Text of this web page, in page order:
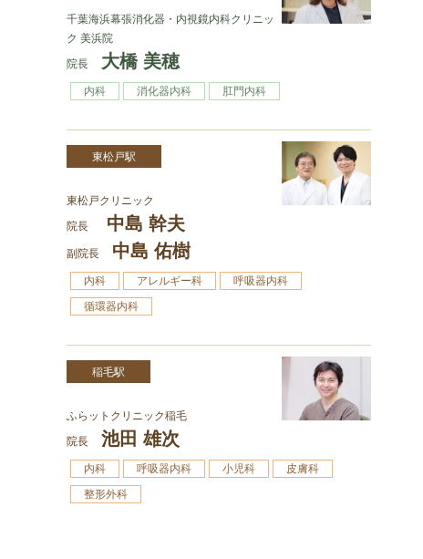
千葉海浜幕張消化器・内視鏡内科クリニッ
ク 美浜院
院長
大橋 美穂
内科 消化器内科 肛門内科
東松戸駅
東松戸クリニック
院長
中島 幹夫
副院長 中島 佑樹
内科 アレルギー科
呼吸器内科
循環器内科
稲毛駅
ふらットクリニック稲毛
院長
池田 雄次
内科 呼吸器内科 小児科
皮膚科
整形外科